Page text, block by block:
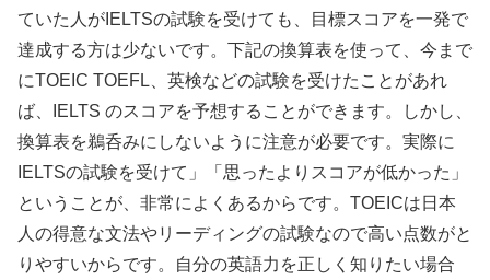
ていた人がIELTSの試験を受けても、目標スコアを一発で
達成する方は少ないです。下記の換算表を使って、今まで
にTOEIC TOEFL、英検などの試験を受けたことがあれ
ば、IELTS のスコアを予想することができます。しかし、
換算表を鵜呑みにしないように注意が必要です。実際に
IELTSの試験を受けて」「思ったよりスコアが低かった」
ということが、非常によくあるからです。TOEICは日本
人の得意な文法やリーディングの試験なので高い点数がと
りやすいからです。自分の英語力を正しく知りたい場合